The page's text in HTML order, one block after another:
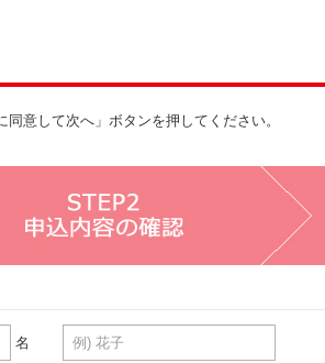
意して次へ」ボタンを押してください。
名